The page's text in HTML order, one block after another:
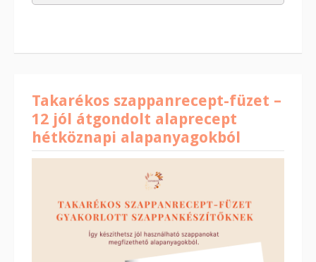
Takarékos szappanrecept-füzet –
12 jól átgondolt alaprecept
hétköznapi alapanyagokból